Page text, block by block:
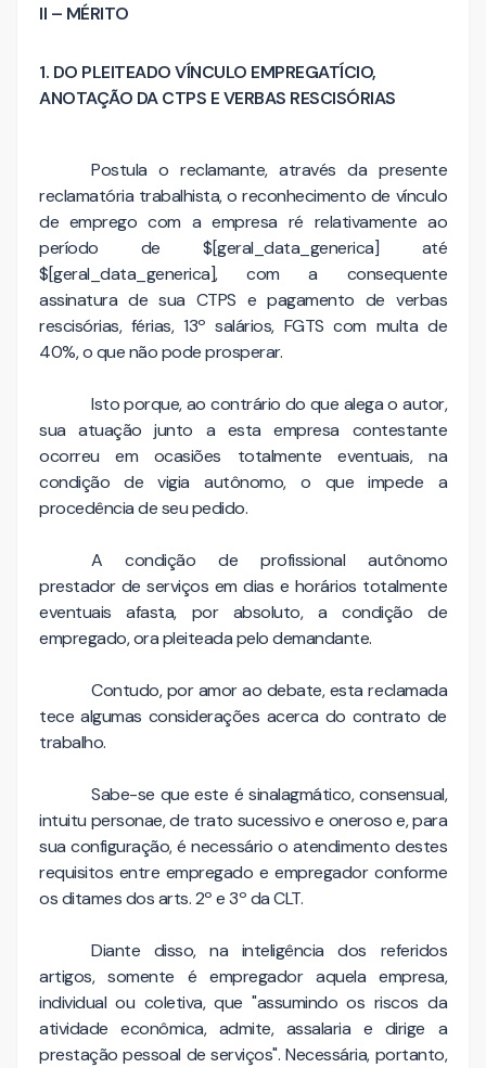
II – MÉRITO
1. DO PLEITEADO VÍNCULO EMPREGATÍCIO,
ANOTAÇÃO DA CTPS E VERBAS RESCISÓRIAS
Postula o reclamante, através da presente
reclamatória trabalhista, o reconhecimento de vínculo
de emprego com a empresa ré relativamente ao
período de $[geral_data_generica] até
$[geral_data_generica], com a consequente
assinatura de sua CTPS e pagamento de verbas
rescisórias, férias, 13º salários, FGTS com multa de
40%, o que não pode prosperar.
Isto porque, ao contrário do que alega o autor,
sua atuação junto a esta empresa contestante
ocorreu em ocasiões totalmente eventuais, na
condição de vigia autônomo, o que impede a
procedência de seu pedido.
A condição de profissional autônomo
prestador de serviços em dias e horários totalmente
eventuais afasta, por absoluto, a condição de
empregado, ora pleiteada pelo demandante.
Contudo, por amor ao debate, esta reclamada
tece algumas considerações acerca do contrato de
trabalho.
Sabe-se que este é sinalagmático, consensual,
intuitu personae, de trato sucessivo e oneroso e, para
sua configuração, é necessário o atendimento destes
requisitos entre empregado e empregador conforme
os ditames dos arts. 2º e 3º da CLT.
Diante disso, na inteligência dos referidos
artigos, somente é empregador aquela empresa,
individual ou coletiva, que "assumindo os riscos da
atividade econômica, admite, assalaria e dirige a
prestação pessoal de serviços". Necessária, portanto,